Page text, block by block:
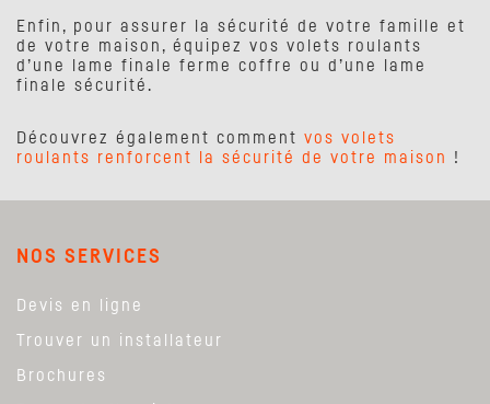
Enfin, pour assurer la sécurité de votre famille et
de votre maison, équipez vos volets roulants
d’une lame finale ferme coffre ou d’une lame
finale sécurité.
Découvrez également comment vos volets
roulants renforcent la sécurité de votre maison
!
NOS SERVICES
Devis en ligne
Trouver un installateur
Brochures